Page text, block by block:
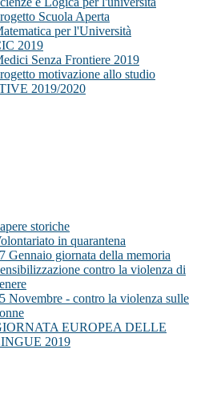
Scuola Aperta
per l'Università
2019
Senza Frontiere 2019
motivazione allo studio
2019/2020
storiche
in quarantena
Gennaio giornata della memoria
contro la violenza di
Novembre - contro la violenza sulle
EUROPEA DELLE
2019